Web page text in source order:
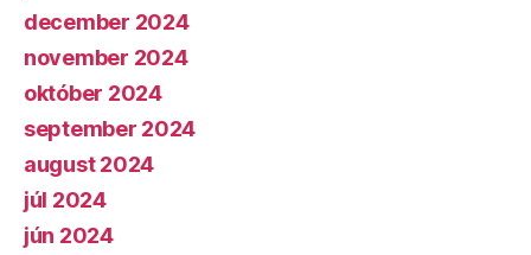
december 2024
november 2024
október 2024
september 2024
august 2024
júl 2024
jún 2024